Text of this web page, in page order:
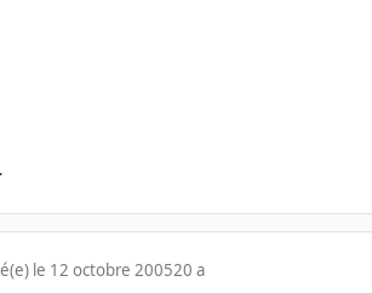
le 12 octobre 200520 a